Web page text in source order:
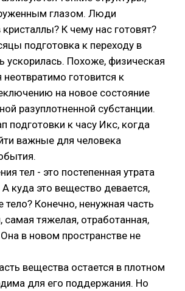
глазом. Люди
К чему нас готовят?
подготовка к переходу в
ускорилась. Похоже, физическая
неотвратимо готовится к
на новое состояние
разуплотненной субстанции.
подготовки к часу Икс, когда
важные для человека
тел - это постепенная утрата
куда это вещество девается,
тело? Конечно, ненужная часть
самая тяжелая, отработанная,
Она в новом пространстве не
вещества остается в плотном
для его поддержания. Но